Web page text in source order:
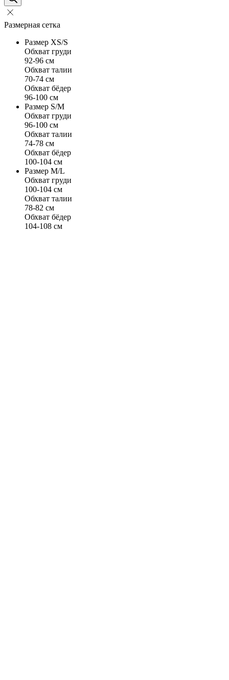
Размерная сетка
Размер XS/S
Обхват груди
92-96 см
Обхват талии
70-74 см
Обхват бёдер
96-100 см
Размер S/M
Обхват груди
96-100 см
Обхват талии
74-78 см
Обхват бёдер
100-104 см
Размер M/L
Обхват груди
100-104 см
Обхват талии
78-82 см
Обхват бёдер
104-108 см